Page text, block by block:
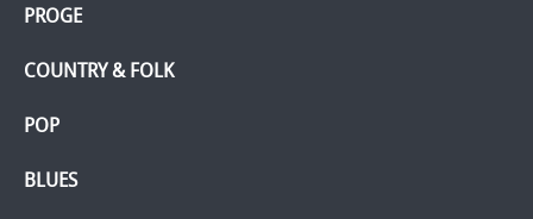
PROGE
COUNTRY & FOLK
POP
BLUES